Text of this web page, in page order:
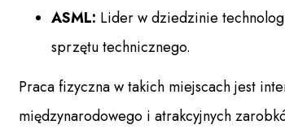
ASML: Lider w dziedzinie
sprzętu technicznego.
Praca fizyczna w takich miejscach jest
międzynarodowego i atrakcyjnych